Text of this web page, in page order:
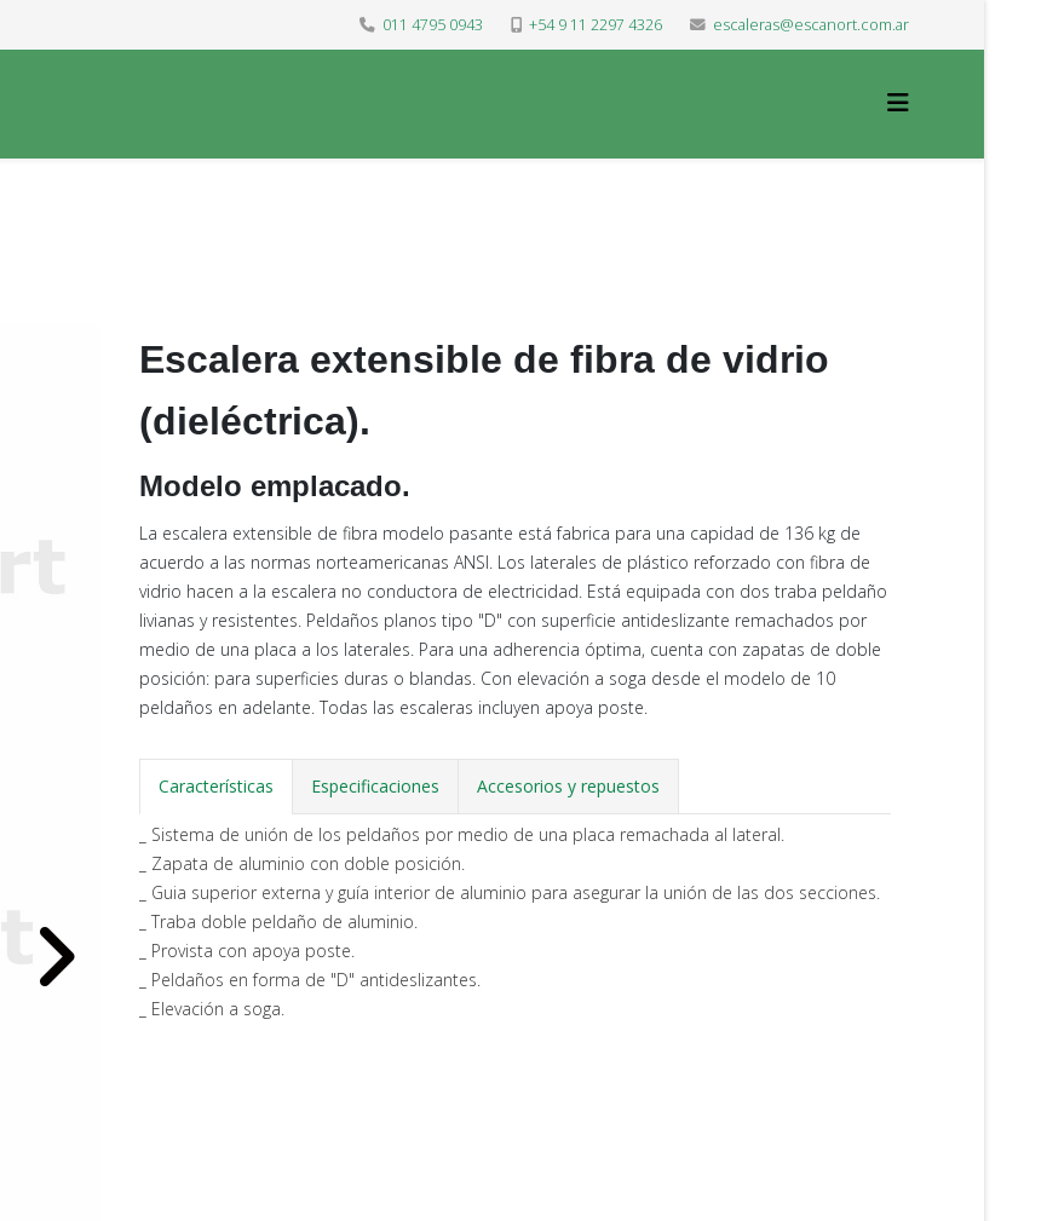
011 4795 0943 +54 9 11 2297 4326 escaleras@escanort.com.ar
Escalera extensible de fibra de vidrio
(dieléctrica).
Modelo emplacado.
La escalera extensible de fibra modelo pasante está fabrica para una capidad de 136 kg de
acuerdo a las normas norteamericanas ANSI. Los laterales de plástico reforzado con fibra de
vidrio hacen a la escalera no conductora de electricidad. Está equipada con dos traba peldaño
livianas y resistentes. Peldaños planos tipo "D" con superficie antideslizante remachados por
medio de una placa a los laterales. Para una adherencia óptima, cuenta con zapatas de doble
posición: para superficies duras o blandas. Con elevación a soga desde el modelo de 10
peldaños en adelante. Todas las escaleras incluyen apoya poste.
Características Especificaciones Accesorios y repuestos
_ Sistema de unión de los peldaños por medio de una placa remachada al lateral.
_ Zapata de aluminio con doble posición.
_ Guia superior externa y guía interior de aluminio para asegurar la unión de las dos secciones.
_ Traba doble peldaño de aluminio.
_ Provista con apoya poste.
_ Peldaños en forma de "D" antideslizantes.
_ Elevación a soga.